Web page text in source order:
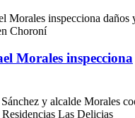
Morales inspecciona